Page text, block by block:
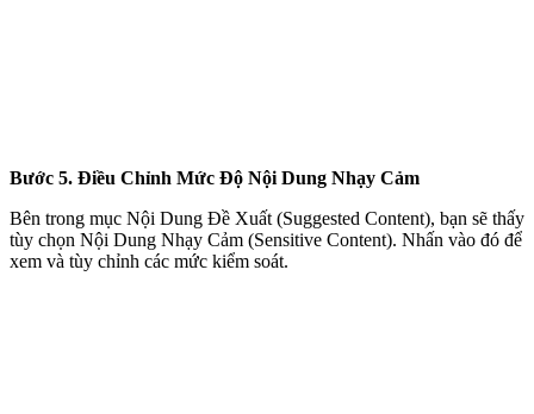
Bước 5. Điều Chỉnh Mức Độ Nội Dung Nhạy Cảm
Bên trong mục Nội Dung Đề Xuất (Suggested Content), bạn sẽ thấy
tùy chọn Nội Dung Nhạy Cảm (Sensitive Content). Nhấn vào đó để
xem và tùy chỉnh các mức kiểm soát.